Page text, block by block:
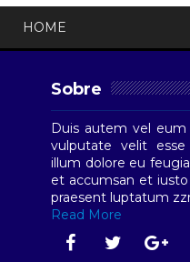
HOME
Sobre
Duis autem vel
vulputate velit esse
illum dolore eu
et accumsan et
praesent luptatum
Read More